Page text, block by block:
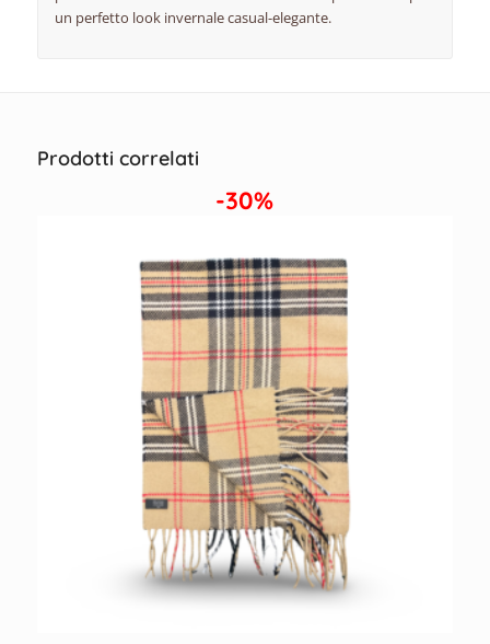
un perfetto look invernale casual-elegante.
Prodotti correlati
-30%